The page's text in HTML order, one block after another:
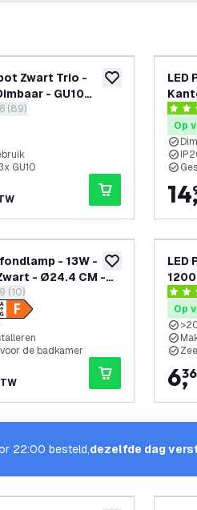
toevoegen aan
Zwart Trio -
- GU10
drawer openen
(89)
GU10
LED
4.2
Op
14
toevoegen aan
- 13W -
- Ø24.4 CM -
- 2700K - LED
drawer openen
(10)
de badkamer
LED
4.4
Op
6,
36
22:00 besteld,dezelfde dag